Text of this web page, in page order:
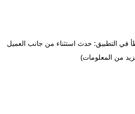
في التطبيق: حدث استثناء من جانب العميل
من المعلومات)